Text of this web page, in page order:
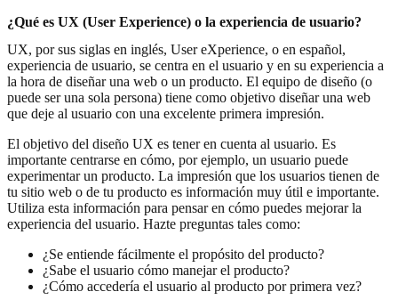
¿Qué es UX (User Experience) o la experiencia de usuario?
UX, por sus siglas en inglés, User eXperience, o en español,
experiencia de usuario, se centra en el usuario y en su experiencia a
la hora de diseñar una web o un producto. El equipo de diseño (o
puede ser una sola persona) tiene como objetivo diseñar una web
que deje al usuario con una excelente primera impresión.
El objetivo del diseño UX es tener en cuenta al usuario. Es
importante centrarse en cómo, por ejemplo, un usuario puede
experimentar un producto. La impresión que los usuarios tienen de
tu sitio web o de tu producto es información muy útil e importante.
Utiliza esta información para pensar en cómo puedes mejorar la
experiencia del usuario. Hazte preguntas tales como:
¿Se entiende fácilmente el propósito del producto?
¿Sabe el usuario cómo manejar el producto?
¿Cómo accedería el usuario al producto por primera vez?